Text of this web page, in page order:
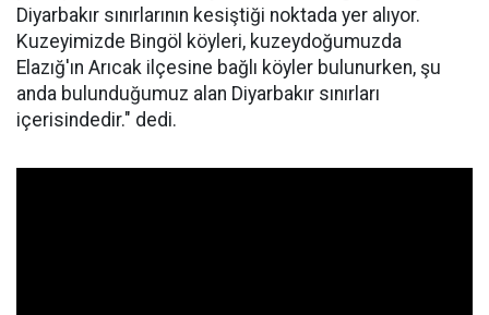
Diyarbakır sınırlarının kesiştiği noktada yer alıyor.
Kuzeyimizde Bingöl köyleri, kuzeydoğumuzda
Elazığ'ın Arıcak ilçesine bağlı köyler bulunurken, şu
anda bulunduğumuz alan Diyarbakır sınırları
içerisindedir." dedi.